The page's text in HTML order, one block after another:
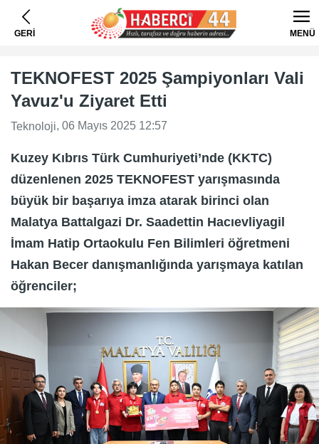
GERİ MENÜ
TEKNOFEST 2025 Şampiyonları Vali
Yavuz'u Ziyaret Etti
Teknoloji, 06 Mayıs 2025 12:57
Kuzey Kıbrıs Türk Cumhuriyeti’nde (KKTC)
düzenlenen 2025 TEKNOFEST yarışmasında
büyük bir başarıya imza atarak birinci olan
Malatya Battalgazi Dr. Saadettin Hacıevliyagil
İmam Hatip Ortaokulu Fen Bilimleri öğretmeni
Hakan Becer danışmanlığında yarışmaya katılan
öğrenciler;